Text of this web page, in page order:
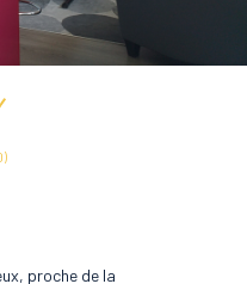
proche de la